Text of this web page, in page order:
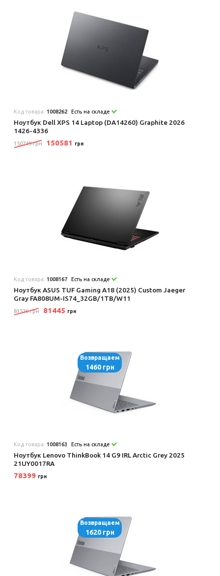
Код товара: 1008262 Есть на складе
Ноутбук Dell XPS 14 Laptop (DA14260) Graphite 2026
1426-4336
150749 грн 150581 грн
Код товара: 1008167 Есть на складе
Ноутбук ASUS TUF Gaming A18 (2025) Custom Jaeger
Gray FA808UM-IS74_32GB/1TB/W11
81536 грн 81445 грн
Возвращаем
1460 грн
Код товара: 1008163 Есть на складе
Ноутбук Lenovo ThinkBook 14 G9 IRL Arctic Grey 2025
21UY0017RA
78399 грн
Возвращаем
1620 грн